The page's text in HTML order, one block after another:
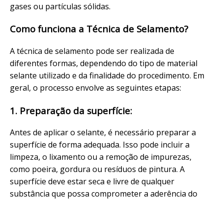
gases ou partículas sólidas.
Como funciona a Técnica de Selamento?
A técnica de selamento pode ser realizada de
diferentes formas, dependendo do tipo de material
selante utilizado e da finalidade do procedimento. Em
geral, o processo envolve as seguintes etapas:
1. Preparação da superfície:
Antes de aplicar o selante, é necessário preparar a
superfície de forma adequada. Isso pode incluir a
limpeza, o lixamento ou a remoção de impurezas,
como poeira, gordura ou resíduos de pintura. A
superfície deve estar seca e livre de qualquer
substância que possa comprometer a aderência do